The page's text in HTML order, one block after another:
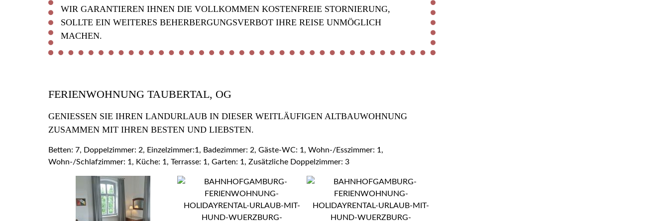
WIR GARANTIEREN IHNEN DIE VOLLKOMMEN KOSTENFREIE STORNIERUNG,
SOLLTE EIN WEITERES BEHERBERGUNGSVERBOT IHRE REISE UNMÖGLICH
MACHEN.
FERIENWOHNUNG TAUBERTAL, OG
GENIESSEN SIE IHREN LANDURLAUB IN DIESER WEITLÄUFIGEN ALTBAUWOHNUNG Z
USAMMEN MIT IHREN BESTEN UND LIEBSTEN.
Betten: 7, Doppelzimmer: 2, Einzelzimmer:1, Badezimmer: 2, Gäste-WC: 1, Wohn-/Esszimmer: 1,
Wohn-/Schlafzimmer: 1, Küche: 1, Terrasse: 1, Garten: 1, Zusätzliche Doppelzimmer: 3